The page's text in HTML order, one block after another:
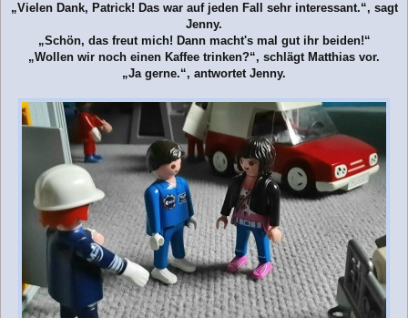
r
„Vielen Dank, Patrick! Das war auf jeden Fall sehr interessant.“, sagt
Jenny.
„Schön, das freut mich! Dann macht's mal gut ihr beiden!“
„Wollen wir noch einen Kaffee trinken?“, schlägt Matthias vor.
„Ja gerne.“, antwortet Jenny.